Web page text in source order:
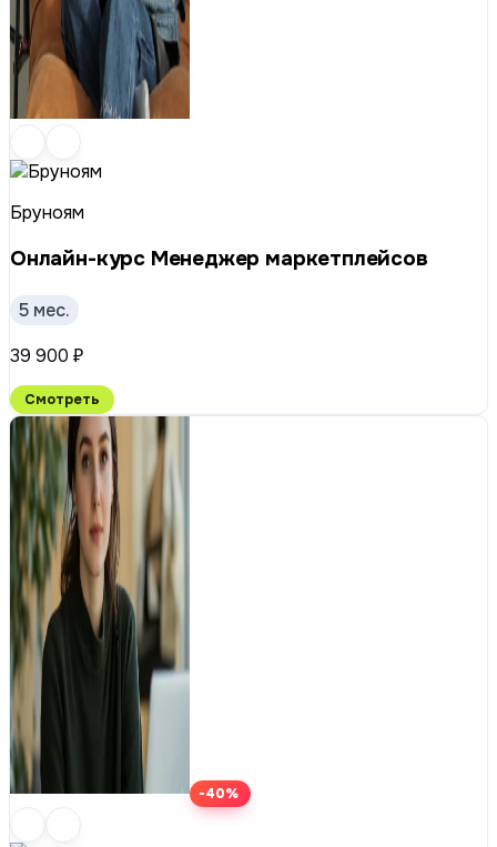
Бруноям
Онлайн-курс Менеджер маркетплейсов
5 мес.
39 900 ₽
Смотреть
-40%